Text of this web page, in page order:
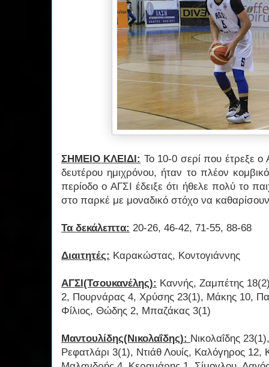
ΣΗΜΕΙΟ ΚΛΕΙΔΙ: Το 10-0 σερί που έτρεξε
δευτέρου ημιχρόνου, ήταν το πλέον
περίοδο ο ΑΓΣΙ έδειξε ότι ήθελε πολύ το
στο παρκέ με μοναδικό στόχο να
Τα δεκάλεπτα: 20-26, 46-42, 71-55, 88-68
Διαιτητές: Καρακώστας, Κοντογιάννης
ΑΓΣΙ(Τσουκανέλης): Καννής, Ζαμπέτης
2, Πουρνάρας 4, Χρύσης 23(1), Μάκης 10,
Φίλιος, Θώδης 2, Μπαζάκας 3(1)
Μαντουλίδης(Νικολαΐδης): Νικολαΐδης
Ρεφατλάρι 3(1), Ντιάθ Λουίς, Καλόγηρος